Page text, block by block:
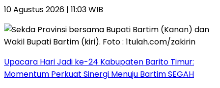
10 Agustus 2026 | 11:03 WIB
Upacara Hari Jadi ke-24 Kabupaten Barito Timur:
Momentum Perkuat Sinergi Menuju Bartim SEGAH